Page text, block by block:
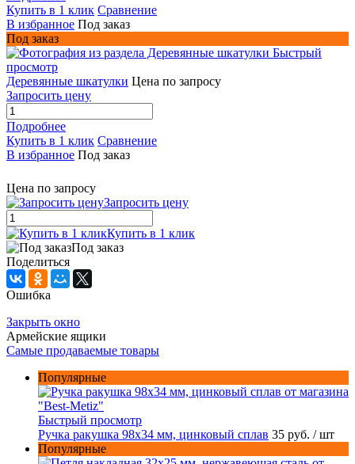
Купить в 1 клик Сравнение
В избранное Под заказ
Под заказ
Быстрый
просмотр
Деревянные шкатулки Цена по запросу
Запросить цену
Подробнее
Купить в 1 клик Сравнение
В избранное Под заказ
Цена по запросу
Запросить цену
Купить в 1 клик
Под заказ
Поделиться
Ошибка
Закрыть окно
Армейские ящики
Самые продаваемые товары
Популярные
Быстрый просмотр
Ручка ракушка 98x34 мм, цинковый сплав 35 руб. / шт
Популярные